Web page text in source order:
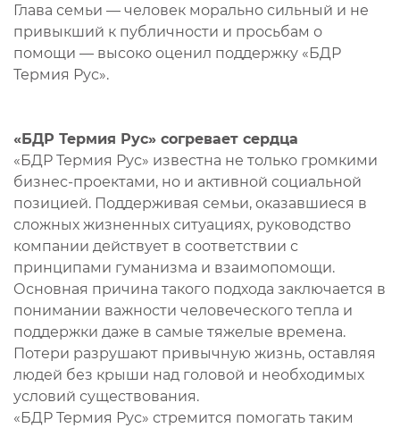
Глава семьи — человек морально сильный и не
привыкший к публичности и просьбам о
помощи — высоко оценил поддержку «БДР
Термия Рус».
«БДР Термия Рус» согревает сердца
«БДР Термия Рус» известна не только громкими
бизнес-проектами, но и активной социальной
позицией. Поддерживая семьи, оказавшиеся в
сложных жизненных ситуациях, руководство
компании действует в соответствии с
принципами гуманизма и взаимопомощи.
Основная причина такого подхода заключается в
понимании важности человеческого тепла и
поддержки даже в самые тяжелые времена.
Потери разрушают привычную жизнь, оставляя
людей без крыши над головой и необходимых
условий существования.
«БДР Термия Рус» стремится помогать таким